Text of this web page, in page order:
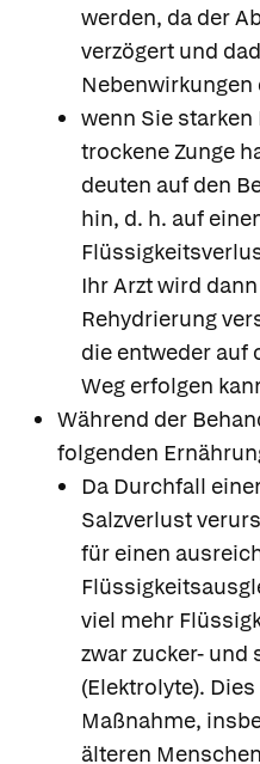
werden, da der
verzögert und
wenn Sie
trockene Zunge
deuten auf den
hin, d. h. auf
Ihr Arzt wird
Rehydrierung
die entweder auf
Weg erfolgen
Während der
folgenden
Da Durchfall
Salzverlust
für einen
viel mehr
zwar zucker- und
(Elektrolyte).
Maßnahme,
älteren